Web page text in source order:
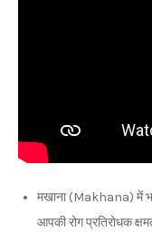
मखाना (Makhana) में
आपकी रोग प्रतिरोधक